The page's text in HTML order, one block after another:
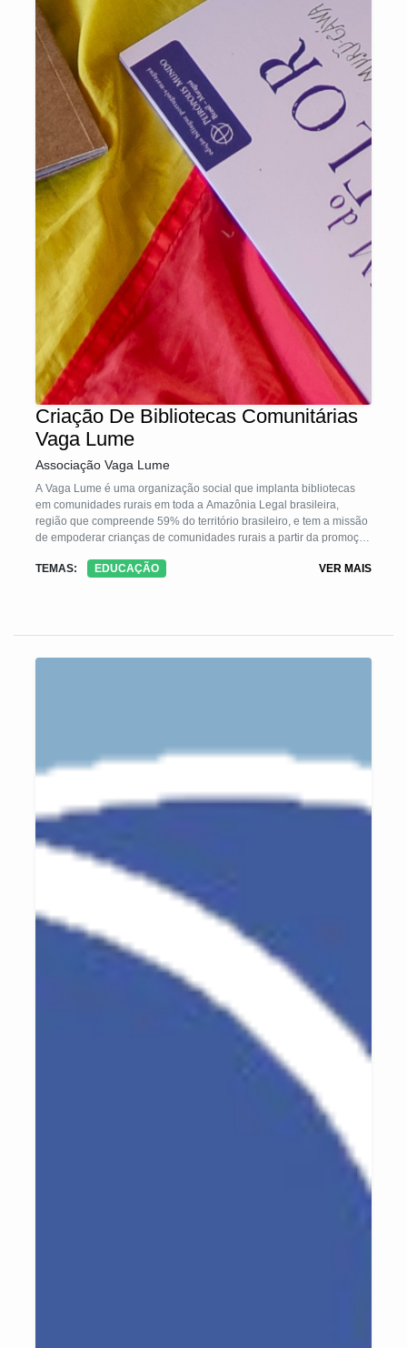
Criação De Bibliotecas Comunitárias
Vaga Lume
Associação Vaga Lume
A Vaga Lume é uma organização social que implanta bibliotecas
em comunidades rurais em toda a Amazônia Legal brasileira,
região que compreende 59% do território brasileiro, e tem a missão
de empoderar crianças de comunidades rurais a partir da promoção
para compartilhar saberes. Promovemos o acesso à leitura, em um
crianças e jovens; a distribuição de 195 mil livros; a formação de 6
TEMAS: EDUCAÇÃO VER MAIS